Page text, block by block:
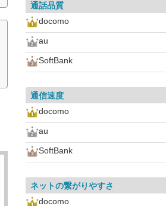
通話品質
docomo
au
SoftBank
通信速度
docomo
au
SoftBank
ネットの繋がりやすさ
docomo